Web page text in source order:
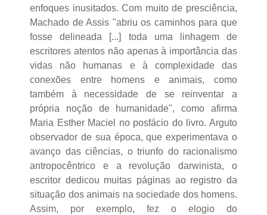
enfoques inusitados. Com muito de presciência,
Machado de Assis "abriu os caminhos para que
fosse delineada [...] toda uma linhagem de
escritores atentos não apenas à importância das
vidas não humanas e à complexidade das
conexões entre homens e animais, como
também à necessidade de se reinventar a
própria noção de humanidade", como afirma
Maria Esther Maciel no posfácio do livro. Arguto
observador de sua época, que experimentava o
avanço das ciências, o triunfo do racionalismo
antropocêntrico e a revolução darwinista, o
escritor dedicou muitas páginas ao registro da
situação dos animais na sociedade dos homens.
Assim, por exemplo, fez o elogio do